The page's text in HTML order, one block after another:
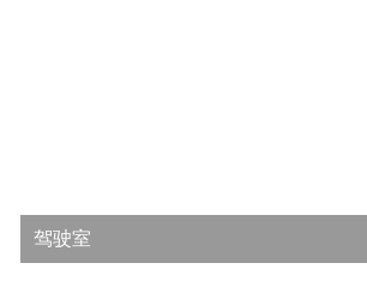
驾驶室